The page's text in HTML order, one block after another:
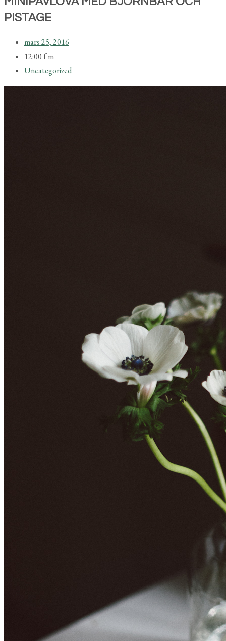
PISTAGE
mars 25, 2016
12:00 f m
Uncategorized